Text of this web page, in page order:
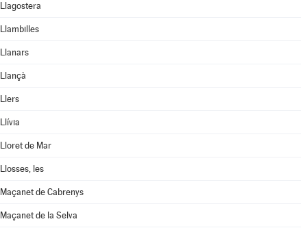
Llagostera
Llambilles
Llanars
Llançà
Llers
Llívia
Lloret de Mar
Llosses, les
Maçanet de Cabrenys
Maçanet de la Selva